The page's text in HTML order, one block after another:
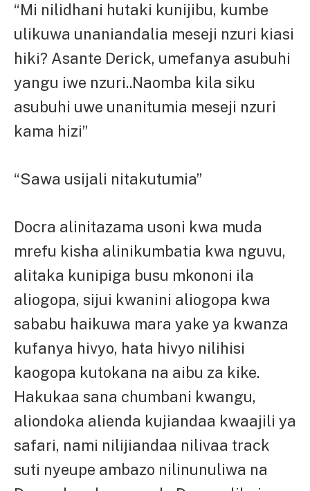
“Mi nilidhani hutaki kunijibu, kumbe
ulikuwa unaniandalia meseji nzuri kiasi
hiki? Asante Derick, umefanya asubuhi
yangu iwe nzuri..Naomba kila siku
asubuhi uwe unanitumia meseji nzuri
kama hizi”
“Sawa usijali nitakutumia”
Docra alinitazama usoni kwa muda
mrefu kisha alinikumbatia kwa nguvu,
alitaka kunipiga busu mkononi ila
aliogopa, sijui kwanini aliogopa kwa
sababu haikuwa mara yake ya kwanza
kufanya hivyo, hata hivyo nilihisi
kaogopa kutokana na aibu za kike.
Hakukaa sana chumbani kwangu,
aliondoka alienda kujiandaa kwaajili ya
safari, nami nilijiandaa nilivaa track
suti nyeupe ambazo nilinunuliwa na